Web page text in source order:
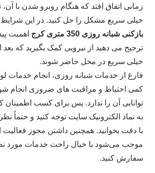
زمانی اتفاق افتد که هنگام روبرو شدن با
خیلی سریع مشکل را حل کنید. در این
بازکنی شبانه روزی 350 متری کرج
اهمیت
ترجیح می دهید از نیرویی کمک بگیرید که
خیلی سریع در محل حاضر شوند.
فارغ از خدمات شبانه روزی، انجام خدمات
کمی احتیاط و مراقبت‌ های ضروری انجام
توانایی آن را ندارد. پس برای کسب
به نماد الکترونیک سایت توجه کنید و حتماً
با دقت بخوانید. همچنین داشتن مجوز فعالیت
موجب می‌شود با خیال راحت خدمات مورد
سفارش کنید.